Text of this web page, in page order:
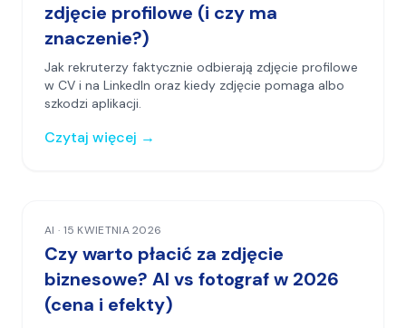
zdjęcie profilowe (i czy ma
znaczenie?)
Jak rekruterzy faktycznie odbierają zdjęcie profilowe
w CV i na LinkedIn oraz kiedy zdjęcie pomaga albo
szkodzi aplikacji.
Czytaj więcej →
AI · 15 KWIETNIA 2026
Czy warto płacić za zdjęcie
biznesowe? AI vs fotograf w 2026
(cena i efekty)